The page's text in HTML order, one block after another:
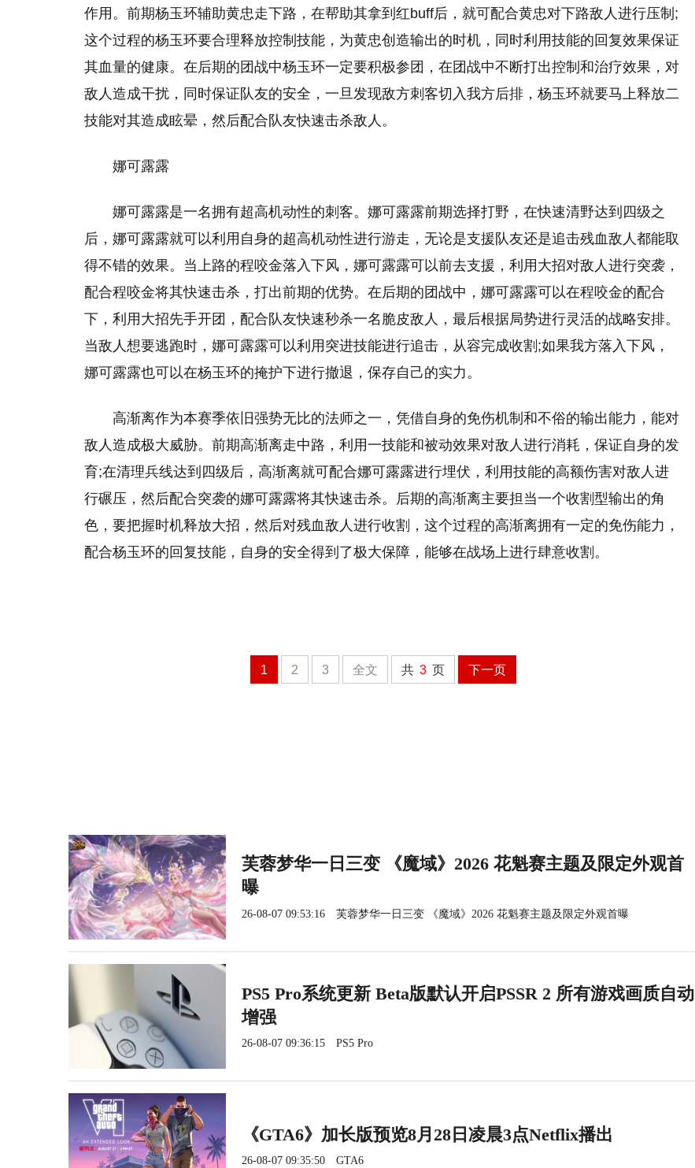
作用。前期杨玉环辅助黄忠走下路，在帮助其拿到红buff后，就可配合黄忠对下路敌人进行压制;
这个过程的杨玉环要合理释放控制技能，为黄忠创造输出的时机，同时利用技能的回复效果保证
其血量的健康。在后期的团战中杨玉环一定要积极参团，在团战中不断打出控制和治疗效果，对
敌人造成干扰，同时保证队友的安全，一旦发现敌方刺客切入我方后排，杨玉环就要马上释放二
技能对其造成眩晕，然后配合队友快速击杀敌人。
娜可露露
娜可露露是一名拥有超高机动性的刺客。娜可露露前期选择打野，在快速清野达到四级之
后，娜可露露就可以利用自身的超高机动性进行游走，无论是支援队友还是追击残血敌人都能取
得不错的效果。当上路的程咬金落入下风，娜可露露可以前去支援，利用大招对敌人进行突袭，
配合程咬金将其快速击杀，打出前期的优势。在后期的团战中，娜可露露可以在程咬金的配合
下，利用大招先手开团，配合队友快速秒杀一名脆皮敌人，最后根据局势进行灵活的战略安排。
当敌人想要逃跑时，娜可露露可以利用突进技能进行追击，从容完成收割;如果我方落入下风，
娜可露露也可以在杨玉环的掩护下进行撤退，保存自己的实力。
高渐离作为本赛季依旧强势无比的法师之一，凭借自身的免伤机制和不俗的输出能力，能对
敌人造成极大威胁。前期高渐离走中路，利用一技能和被动效果对敌人进行消耗，保证自身的发
育;在清理兵线达到四级后，高渐离就可配合娜可露露进行埋伏，利用技能的高额伤害对敌人进
行碾压，然后配合突袭的娜可露露将其快速击杀。后期的高渐离主要担当一个收割型输出的角
色，要把握时机释放大招，然后对残血敌人进行收割，这个过程的高渐离拥有一定的免伤能力，
配合杨玉环的回复技能，自身的安全得到了极大保障，能够在战场上进行肆意收割。
1 2 3 全文 共 3 页 下一页
芙蓉梦华一日三变 《魔域》2026 花魁赛主题及限定外观首
曝
26-08-07 09:53:16 芙蓉梦华一日三变 《魔域》2026 花魁赛主题及限定外观首曝
PS5 Pro系统更新 Beta版默认开启PSSR 2 所有游戏画质自动
增强
26-08-07 09:36:15 PS5 Pro
《GTA6》加长版预览8月28日凌晨3点Netflix播出
26-08-07 09:35:50 GTA6